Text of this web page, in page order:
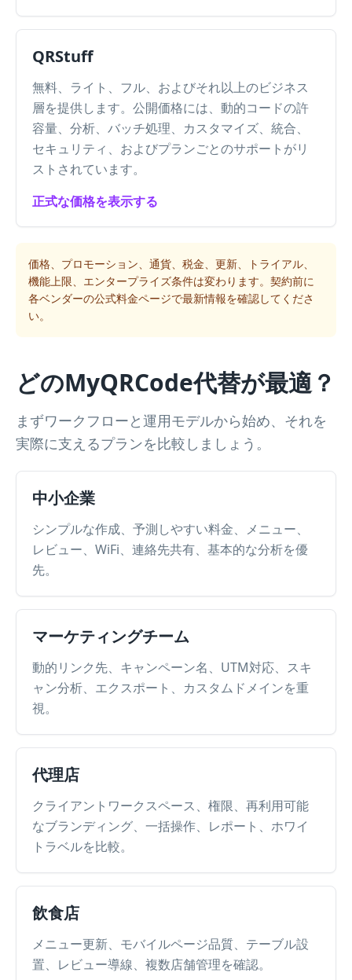
QRStuff
無料、ライト、フル、およびそれ以上のビジネス
層を提供します。公開価格には、動的コードの許
容量、分析、バッチ処理、カスタマイズ、統合、
セキュリティ、およびプランごとのサポートがリ
ストされています。
正式な価格を表示する
価格、プロモーション、通貨、税金、更新、トライアル、
機能上限、エンタープライズ条件は変わります。契約前に
各ベンダーの公式料金ページで最新情報を確認してくださ
い。
どのMyQRCode代替が最適？
まずワークフローと運用モデルから始め、それを
実際に支えるプランを比較しましょう。
中小企業
シンプルな作成、予測しやすい料金、メニュー、
レビュー、WiFi、連絡先共有、基本的な分析を優
先。
マーケティングチーム
動的リンク先、キャンペーン名、UTM対応、スキ
ャン分析、エクスポート、カスタムドメインを重
視。
代理店
クライアントワークスペース、権限、再利用可能
なブランディング、一括操作、レポート、ホワイ
トラベルを比較。
飲食店
メニュー更新、モバイルページ品質、テーブル設
置、レビュー導線、複数店舗管理を確認。